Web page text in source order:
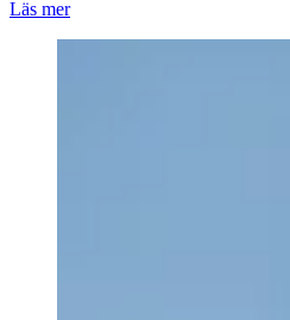
Läs mer